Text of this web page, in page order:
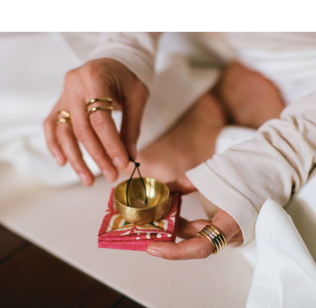
Это удивительно, но я мечтала стать
стоматологом. Удивительно, потому что дети
боятся зубных врачей, амне было интересно
познать все тонкости. Так что с молочными
зубами разбиралась сама.
КЕМ ВЫ МЕЧТАЛИ СТАТЬ В ДЕТСТВЕ?
направить дыхание вниз, в живот, со звуком
«хаааааа». Повторите три раза прямо сейчас.
Это моментально возвращает контакт с собой
и снижает внутреннее напряжение.